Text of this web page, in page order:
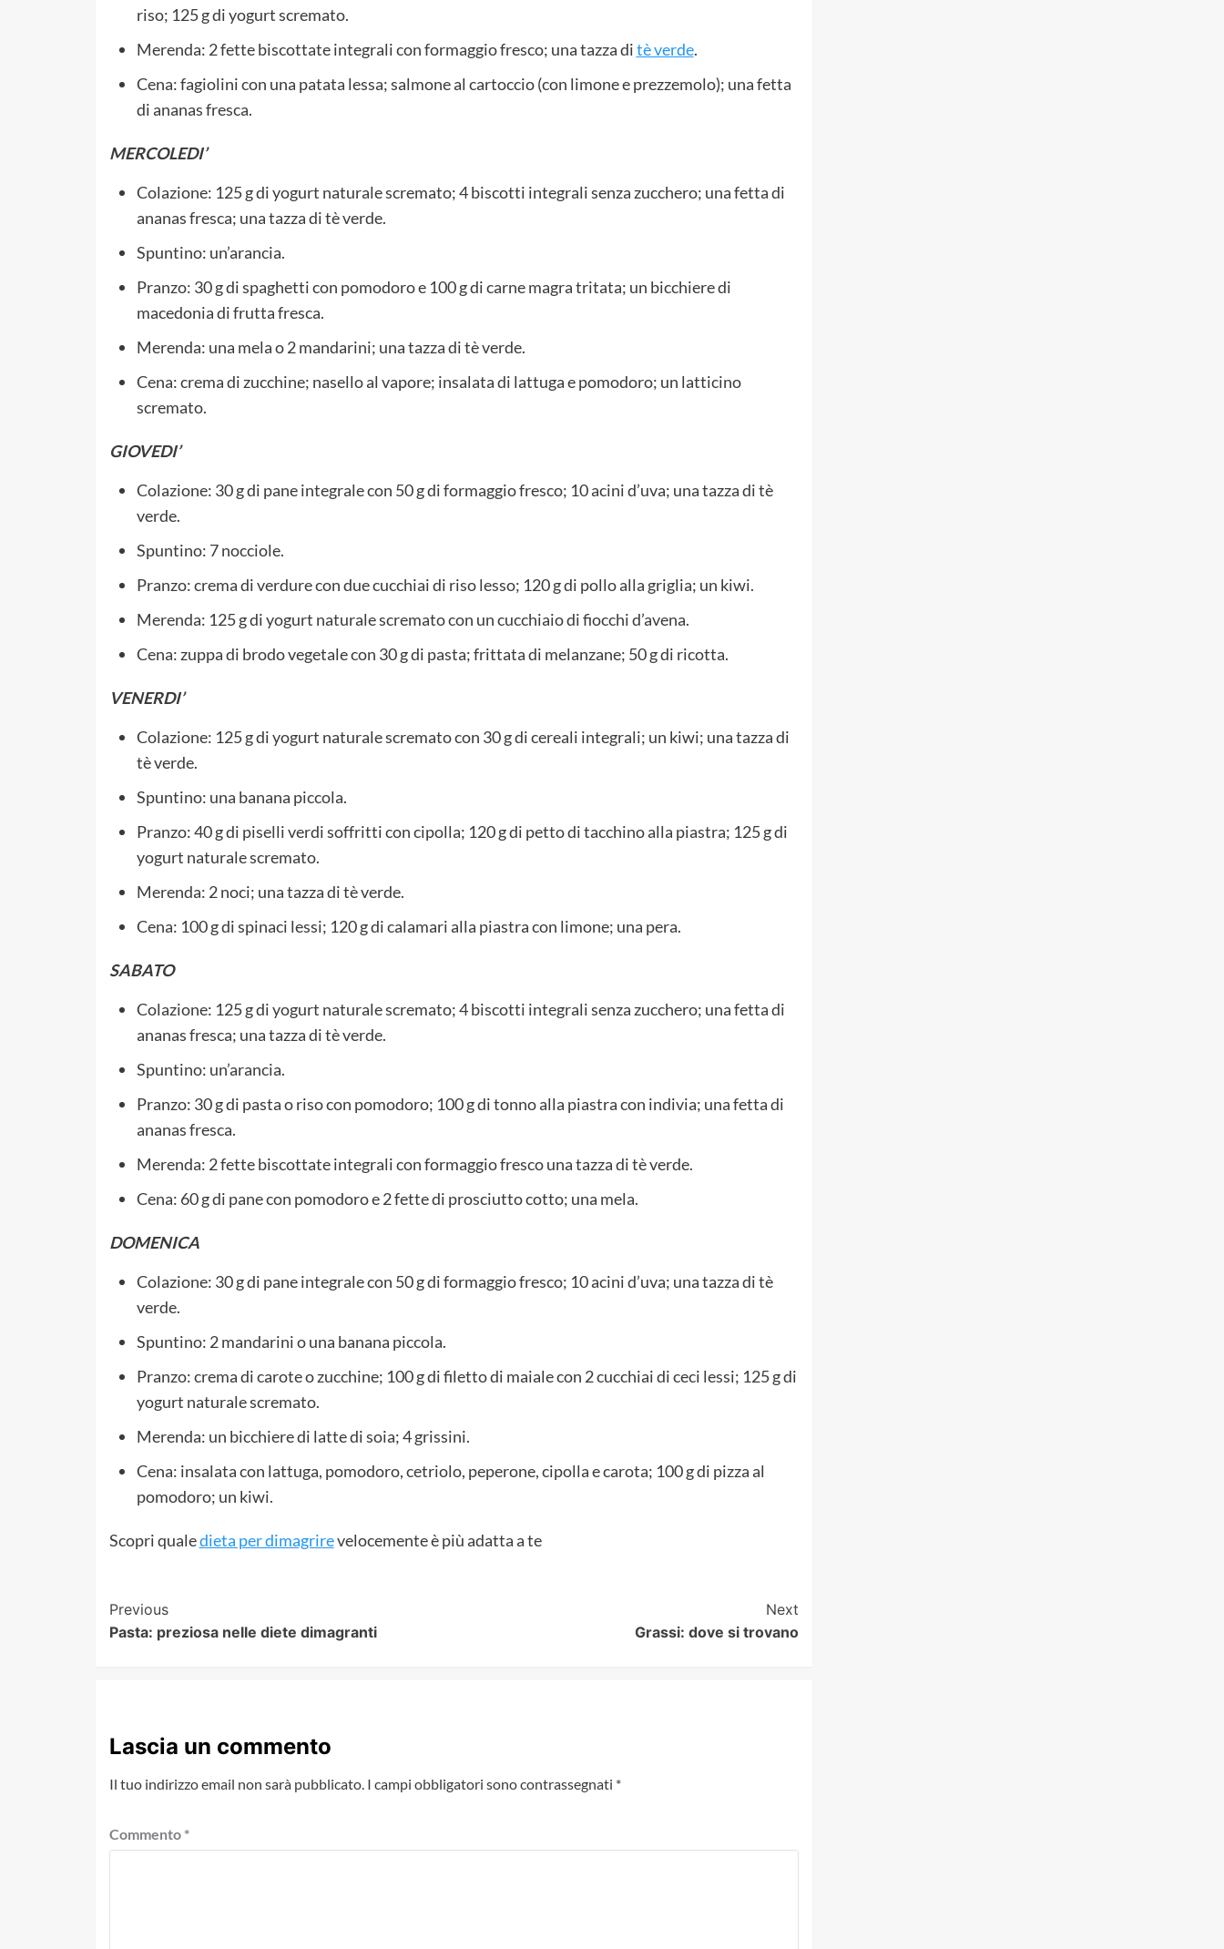
riso; 125 g di yogurt scremato.
Merenda: 2 fette biscottate integrali con formaggio fresco; una tazza ditè verde.
Cena: fagiolini con una patata lessa; salmone al cartoccio (con limone e prezzemolo); una fetta
di ananas fresca.
MERCOLEDI’
Colazione: 125 g di yogurt naturale scremato; 4 biscotti integrali senza zucchero; una fetta di
ananas fresca; una tazza di tè verde.
Spuntino: un’arancia.
Pranzo: 30 g di spaghetti con pomodoro e 100 g di carne magra tritata; un bicchiere di
macedonia di frutta fresca.
Merenda: una mela o 2 mandarini; una tazza di tè verde.
Cena: crema di zucchine; nasello al vapore; insalata di lattuga e pomodoro; un latticino
scremato.
GIOVEDI’
Colazione: 30 g di pane integrale con 50 g di formaggio fresco; 10 acini d’uva; una tazza di tè
verde.
Spuntino: 7 nocciole.
Pranzo: crema di verdure con due cucchiai di riso lesso; 120 g di pollo alla griglia; un kiwi.
Merenda: 125 g di yogurt naturale scremato con un cucchiaio di fiocchi d’avena.
Cena: zuppa di brodo vegetale con 30 g di pasta; frittata di melanzane; 50 g di ricotta.
VENERDI’
Colazione: 125 g di yogurt naturale scremato con 30 g di cereali integrali; un kiwi; una tazza di
tè verde.
Spuntino: una banana piccola.
Pranzo: 40 g di piselli verdi soffritti con cipolla; 120 g di petto di tacchino alla piastra; 125 g di
yogurt naturale scremato.
Merenda: 2 noci; una tazza di tè verde.
Cena: 100 g di spinaci lessi; 120 g di calamari alla piastra con limone; una pera.
SABATO
Colazione: 125 g di yogurt naturale scremato; 4 biscotti integrali senza zucchero; una fetta di
ananas fresca; una tazza di tè verde.
Spuntino: un’arancia.
Pranzo: 30 g di pasta o riso con pomodoro; 100 g di tonno alla piastra con indivia; una fetta di
ananas fresca.
Merenda: 2 fette biscottate integrali con formaggio fresco una tazza di tè verde.
Cena: 60 g di pane con pomodoro e 2 fette di prosciutto cotto; una mela.
DOMENICA
Colazione: 30 g di pane integrale con 50 g di formaggio fresco; 10 acini d’uva; una tazza di tè
verde.
Spuntino: 2 mandarini o una banana piccola.
Pranzo: crema di carote o zucchine; 100 g di filetto di maiale con 2 cucchiai di ceci lessi; 125 g di
yogurt naturale scremato.
Merenda: un bicchiere di latte di soia; 4 grissini.
Cena: insalata con lattuga, pomodoro, cetriolo, peperone, cipolla e carota; 100 g di pizza al
pomodoro; un kiwi.
Scopri qualedieta per dimagrirevelocemente è più adatta a te
Post
Navigation
Previous
Pasta: preziosa nelle diete dimagranti
Next
Grassi: dove si trovano
Lascia un commento
Il tuo indirizzo email non sarà pubblicato. I campi obbligatori sono contrassegnati *
Commento *